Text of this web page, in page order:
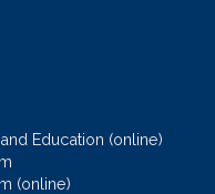
Education (online)
(online)